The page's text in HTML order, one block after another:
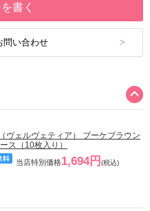
書く
問い合わせ
ヴェルヴェティア） ブーケブラウン
ス（10枚入り）
当店特別価格1,694円 (税込)